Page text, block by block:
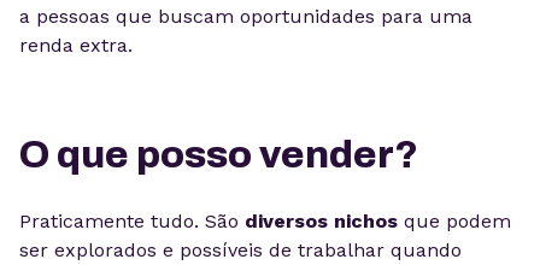
a pessoas que buscam oportunidades para uma
renda extra.
O que posso vender?
Praticamente tudo. São diversos nichos que podem
ser explorados e possíveis de trabalhar quando